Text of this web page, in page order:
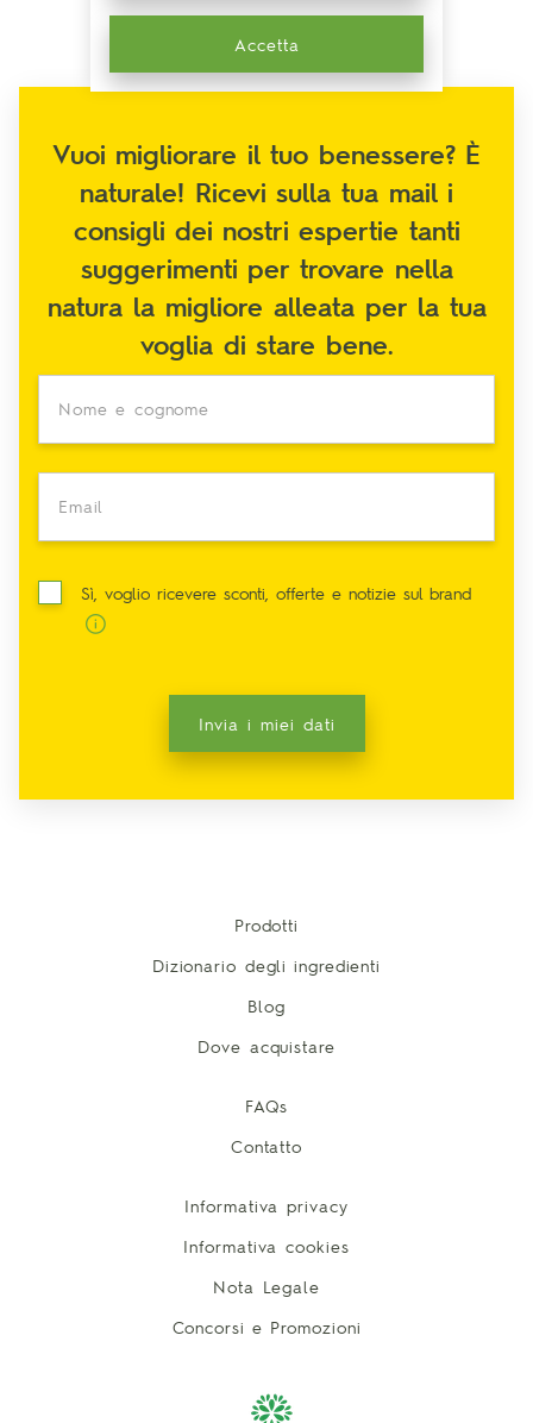
Vuoi migliorare il tuo benessere? È
naturale! Ricevi sulla tua mail i
consigli dei nostri espertie tanti
suggerimenti per trovare nella
natura la migliore alleata per la tua
voglia di stare bene.
Nome e cognome
Email
Sì, voglio ricevere sconti, offerte e notizie sul brand
Invia i miei dati
Prodotti
Dizionario degli ingredienti
Blog
Dove acquistare
FAQs
Contatto
Informativa privacy
Informativa cookies
Nota Legale
Concorsi e Promozioni
Accetta